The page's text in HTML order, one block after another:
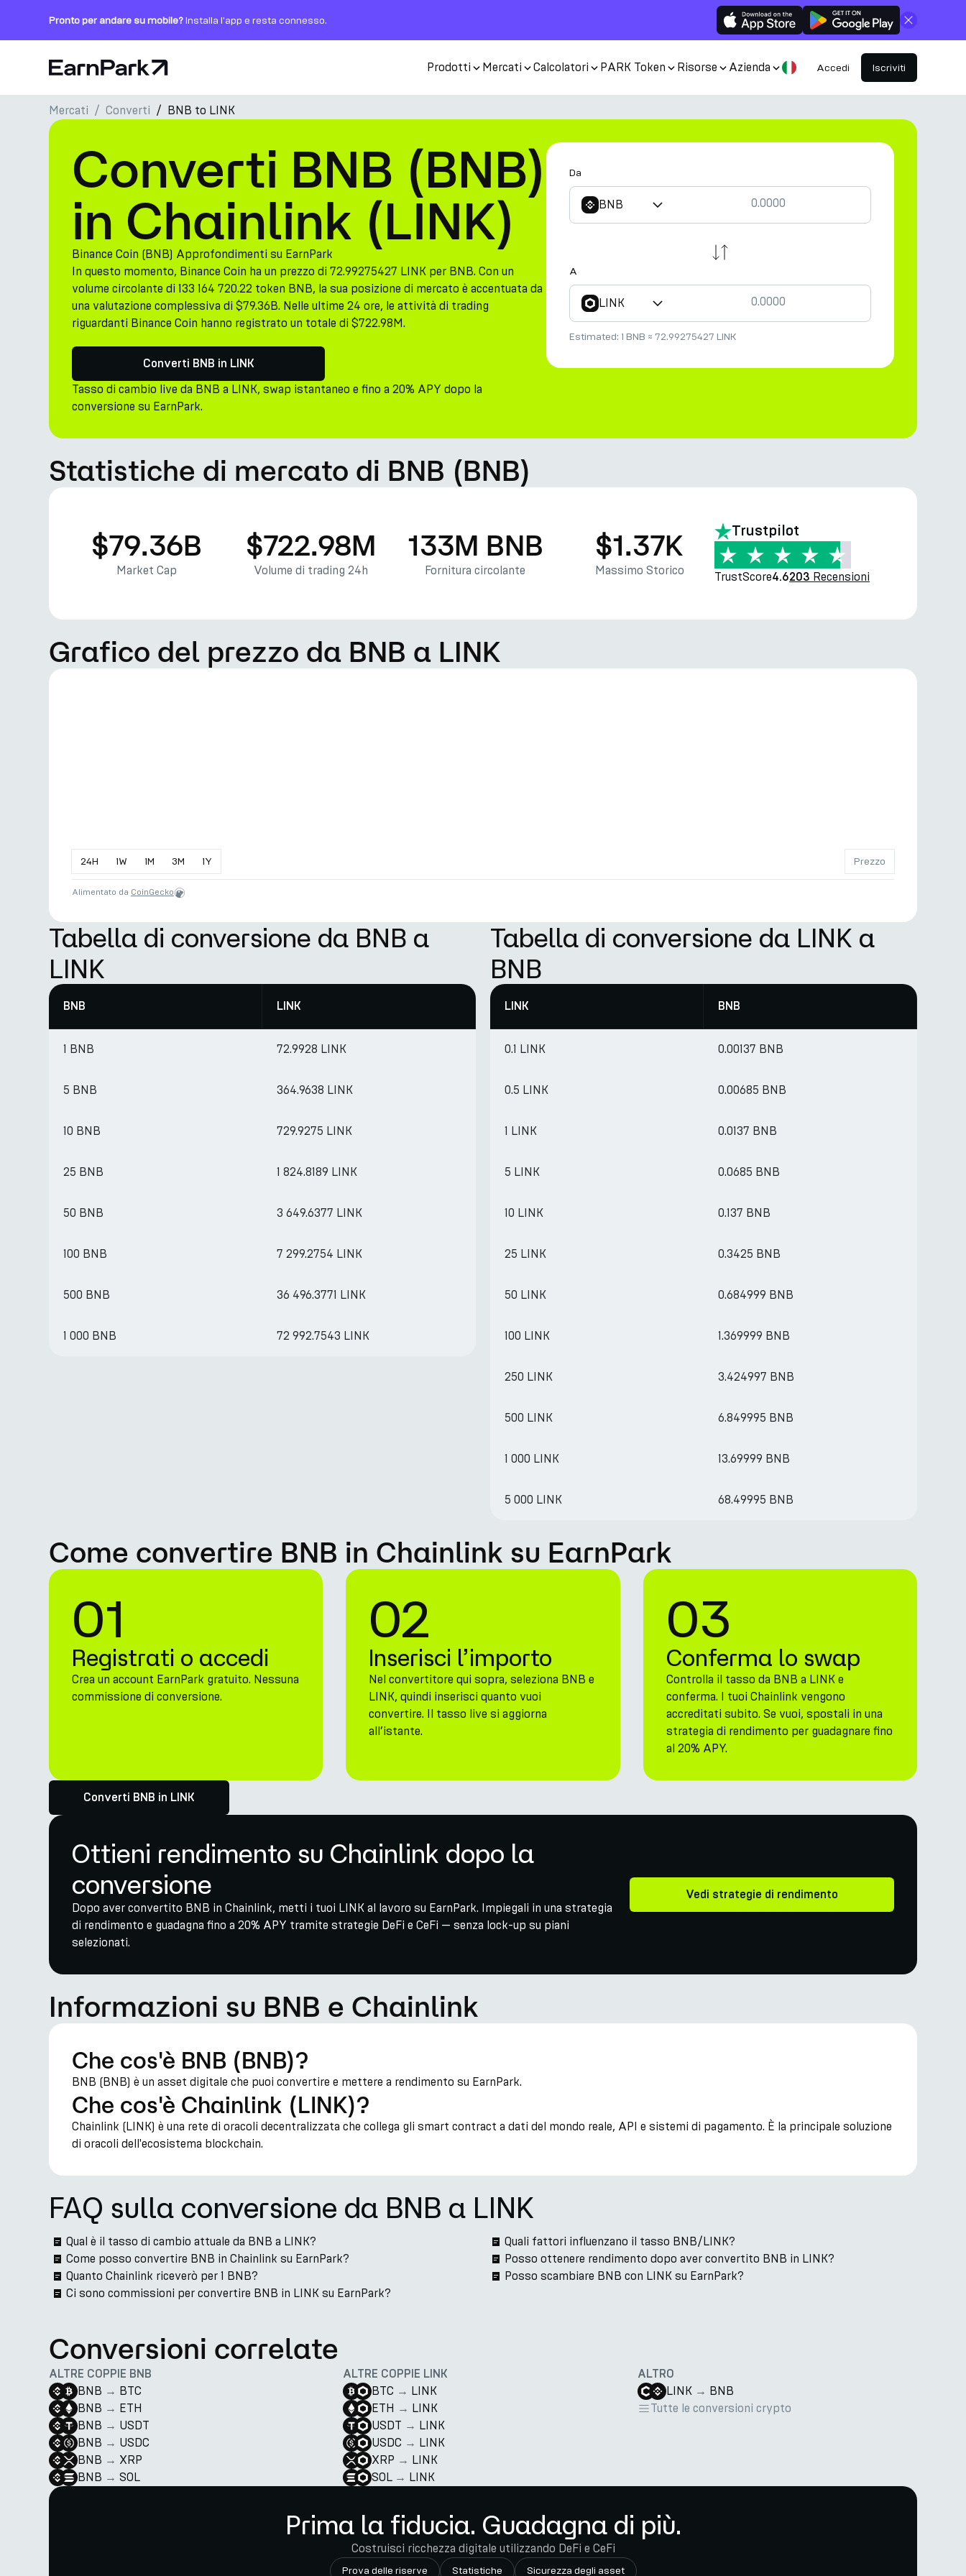
Pronto per andare su mobile?Installa l'app e resta connesso. Chiudi
Pagina principale Prodotti Mercati Calcolatori PARK Token Risorse Azienda Accedi Iscriviti
Prodotti
Mercati
Calcolatori
PARK Token
Risorse
Azienda
Mercati Converti BNB to LINK
Converti BNB (BNB)
in Chainlink (LINK)
Binance Coin (BNB) Approfondimenti su EarnPark
In questo momento, Binance Coin ha un prezzo di 72.99275427 LINK per BNB. Con un
volume circolante di 133 164 720.22 token BNB, la sua posizione di mercato è accentuata da
una valutazione complessiva di $79.36B. Nelle ultime 24 ore, le attività di trading
riguardanti Binance Coin hanno registrato un totale di $722.98M.
Converti BNB in LINK
Tasso di cambio live da BNB a LINK, swap istantaneo e fino a 20% APY dopo la
conversione su EarnPark.
Da
BNB
A
LINK
Estimated: 1 BNB ≈ 72.99275427 LINK
Statistiche di mercato di BNB (BNB)
$79.36B
Market Cap
$722.98M
Volume di trading 24h
133M BNB
Fornitura circolante
$1.37K
Massimo Storico
Trustpilot
TrustScore4.6203 Recensioni
Grafico del prezzo da BNB a LINK
24H 1W 1M 3M 1Y Prezzo
Alimentato da CoinGecko
Tabella di conversione da BNB a
LINK
BNB LINK
1 BNB 72.9928 LINK
5 BNB 364.9638 LINK
10 BNB 729.9275 LINK
25 BNB 1 824.8189 LINK
50 BNB 3 649.6377 LINK
100 BNB 7 299.2754 LINK
500 BNB 36 496.3771 LINK
1 000 BNB 72 992.7543 LINK
Tabella di conversione da LINK a
BNB
LINK BNB
0.1 LINK 0.00137 BNB
0.5 LINK 0.00685 BNB
1 LINK 0.0137 BNB
5 LINK 0.0685 BNB
10 LINK 0.137 BNB
25 LINK 0.3425 BNB
50 LINK 0.684999 BNB
100 LINK 1.369999 BNB
250 LINK 3.424997 BNB
500 LINK 6.849995 BNB
1 000 LINK 13.69999 BNB
5 000 LINK 68.49995 BNB
Come convertire BNB in Chainlink su EarnPark
01
Registrati o accedi
Crea un account EarnPark gratuito. Nessuna
commissione di conversione.
02
Inserisci l’importo
Nel convertitore qui sopra, seleziona BNB e
LINK, quindi inserisci quanto vuoi
convertire. Il tasso live si aggiorna
all’istante.
03
Conferma lo swap
Controlla il tasso da BNB a LINK e
conferma. I tuoi Chainlink vengono
accreditati subito. Se vuoi, spostali in una
strategia di rendimento per guadagnare fino
al 20% APY.
Converti BNB in LINK
Ottieni rendimento su Chainlink dopo la
conversione
Dopo aver convertito BNB in Chainlink, metti i tuoi LINK al lavoro su EarnPark. Impiegali in una strategia
di rendimento e guadagna fino a 20% APY tramite strategie DeFi e CeFi — senza lock-up su piani
selezionati.
Vedi strategie di rendimento
Informazioni su BNB e Chainlink
Che cos'è BNB (BNB)?
BNB (BNB) è un asset digitale che puoi convertire e mettere a rendimento su EarnPark.
Che cos'è Chainlink (LINK)?
Chainlink (LINK) è una rete di oracoli decentralizzata che collega gli smart contract a dati del mondo reale, API e sistemi di pagamento. È la principale soluzione
di oracoli dell'ecosistema blockchain.
FAQ sulla conversione da BNB a LINK
Qual è il tasso di cambio attuale da BNB a LINK?
Come posso convertire BNB in Chainlink su EarnPark?
Quanto Chainlink riceverò per 1 BNB?
Ci sono commissioni per convertire BNB in LINK su EarnPark?
Quali fattori influenzano il tasso BNB/LINK?
Posso ottenere rendimento dopo aver convertito BNB in LINK?
Posso scambiare BNB con LINK su EarnPark?
Conversioni correlate
ALTRE COPPIE BNB
BNB → BTC
BNB → ETH
BNB → USDT
BNB → USDC
BNB → XRP
BNB → SOL
ALTRE COPPIE LINK
BTC → LINK
ETH → LINK
USDT → LINK
USDC → LINK
XRP → LINK
SOL → LINK
ALTRO
LINK → BNB
Tutte le conversioni crypto
Prima la fiducia. Guadagna di più.
Costruisci ricchezza digitale utilizzando DeFi e CeFi
Prova delle riserve Statistiche Sicurezza degli asset